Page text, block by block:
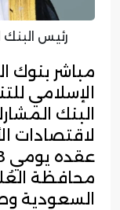
رئيس
مباشر بنوك
الإسلامي
البنك
لاقتصادات
محافظة
السعودية